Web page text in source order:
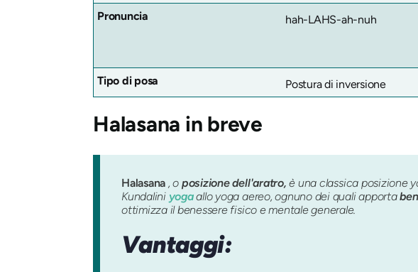
Pronuncia
hah-LAHS-ah-nuh
Tipo di posa
Postura di inversione
Halasana in breve
Halasana , o posizione dell'aratro, è una classica posizione
Kundalini yogaallo yoga aereo, ognuno dei quali apporta
ottimizza il benessere fisico e mentale generale.
Vantaggi: